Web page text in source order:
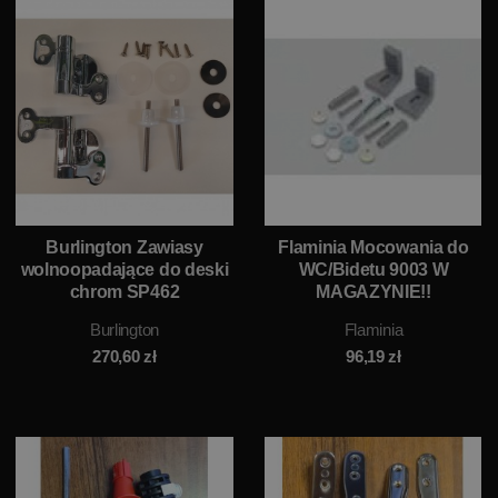
Burlington Zawiasy
wolnoopadające do deski
chrom SP462
Burlington
270,60zł
Flaminia Mocowania do
WC/Bidetu 9003 W
MAGAZYNIE!!
Flaminia
96,19zł